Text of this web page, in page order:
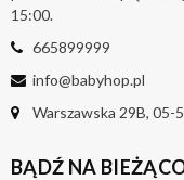
15:00.
665899999
info@babyhop.pl
Warszawska 29B, 05-
BĄDŹ NA